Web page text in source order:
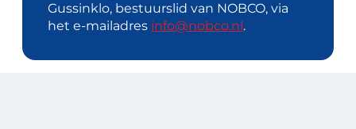
Gussinklo, bestuurslid van NOBCO, via
het e-mailadres info@nobco.nl .